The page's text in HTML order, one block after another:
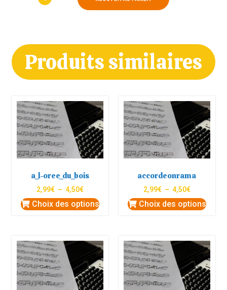
Produits similaires
a_l-oree_du_bois
2,99€ – 4,50€
Choix des options
accordeonrama
2,99€ – 4,50€
Choix des options